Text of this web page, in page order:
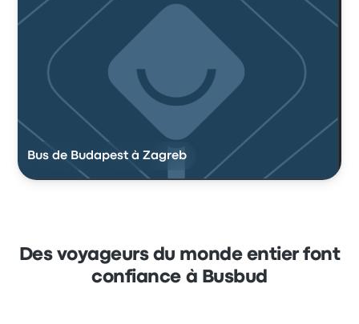
Bus de Budapest à Zagreb
Des voyageurs du monde entier font
confiance à Busbud